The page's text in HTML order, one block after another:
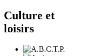
Culture et
loisirs